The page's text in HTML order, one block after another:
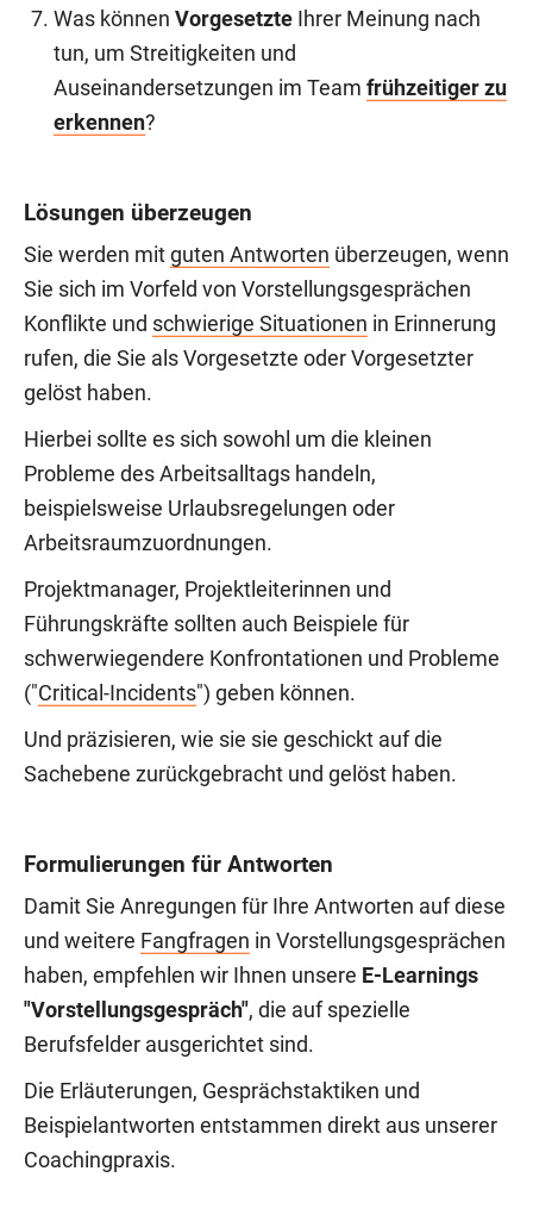
Was können Vorgesetzte Ihrer Meinung nach
tun, um Streitigkeiten und
Auseinandersetzungen im Team frühzeitiger zu
erkennen?
Lösungen überzeugen
Sie werden mit guten Antworten überzeugen, wenn
Sie sich im Vorfeld von Vorstellungsgesprächen
Konflikte und schwierige Situationen in Erinnerung
rufen, die Sie als Vorgesetzte oder Vorgesetzter
gelöst haben.
Hierbei sollte es sich sowohl um die kleinen
Probleme des Arbeitsalltags handeln,
beispielsweise Urlaubsregelungen oder
Arbeitsraumzuordnungen.
Projektmanager, Projektleiterinnen und
Führungskräfte sollten auch Beispiele für
schwerwiegendere Konfrontationen und Probleme
("Critical-Incidents") geben können.
Und präzisieren, wie sie sie geschickt auf die
Sachebene zurückgebracht und gelöst haben.
Formulierungen für Antworten
Damit Sie Anregungen für Ihre Antworten auf diese
und weitere Fangfragen in Vorstellungsgesprächen
haben, empfehlen wir Ihnen unsere E-Learnings
"Vorstellungsgespräch", die auf spezielle
Berufsfelder ausgerichtet sind.
Die Erläuterungen, Gesprächstaktiken und
Beispielantworten entstammen direkt aus unserer
Coachingpraxis.